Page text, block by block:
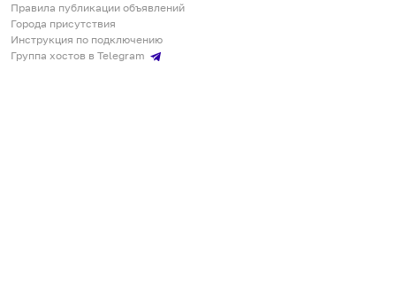
Правила публикации объявлений
Города присутствия
Инструкция по подключению
Группа хостов в Telegram